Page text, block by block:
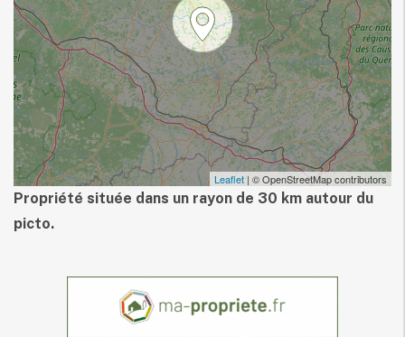
Leaflet | © OpenStreetMap contributors
Propriété située dans un rayon de 30 km autour du
picto.